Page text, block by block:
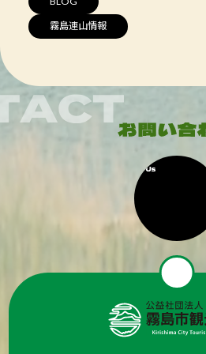
霧島連山情報